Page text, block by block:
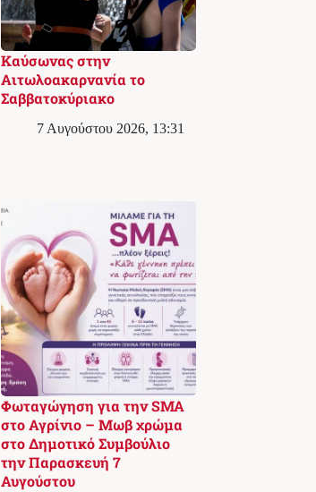
Καύσωνας στην
Αιτωλοακαρνανία το
Σαββατοκύριακο
7 Αυγούστου 2026, 13:31
Φωταγώγηση για την SMA
στο Αγρίνιο – Μωβ χρώμα
στο Δημοτικό Συμβούλιο
την Παρασκευή 7
Αυγούστου